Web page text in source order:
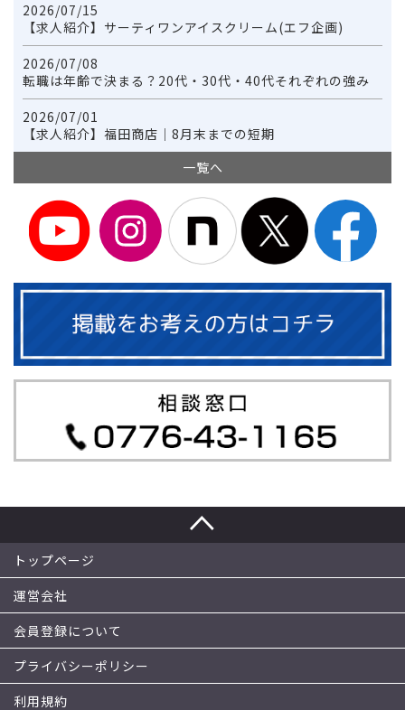
2026/07/15
【求人紹介】サーティワンアイスクリーム(エフ企画)
2026/07/08
転職は年齢で決まる？20代・30代・40代それぞれの強み
2026/07/01
【求人紹介】福田商店｜8月末までの短期
一覧へ
トップページ
運営会社
会員登録について
プライバシーポリシー
利用規約